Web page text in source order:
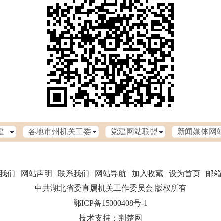
们 | 网站声明 | 联系我们 | 网站导航 | 加入收藏 | 设为首页 | 邮
中共湖北省委直属机关工作委员会 版权所有
鄂ICP备15000408号-1
技术支持： 荆楚网